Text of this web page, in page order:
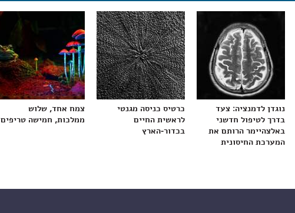
נוגדן לדמנציה: צעד
בדרך לטיפול חדשני
באלצהיימר הרותם את
המערכת החיסונית
כרטיס כניסה מגנטי
לראשית החיים
בכדור-הארץ
צמח אחד, שלוש
ממלכות, חמישה טריפים